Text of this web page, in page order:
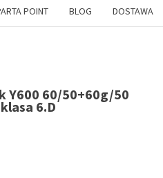
POINT BLOG DOSTAWA
Y600 60/50+60g/50
6.D